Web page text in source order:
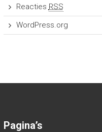
Reacties RSS
WordPress.org
Pagina’s